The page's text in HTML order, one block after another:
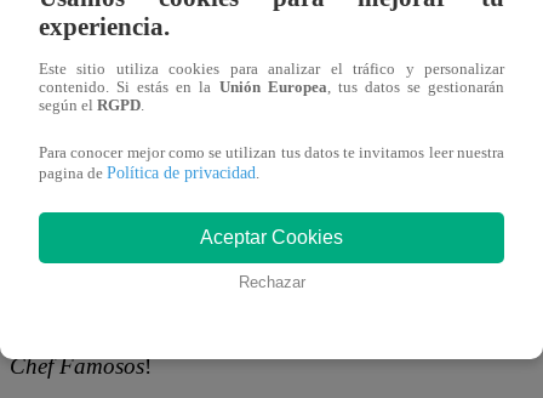
Tras una ardua preparación, llegó el momento del
trabajo y comentó: “Se percibe crocante y sabroso”
dijo a Caetana:
“Muy buen sabor, muy rica la yuca”
fritura también está bien”, y agregó:
deliciosa”.
Chef Famosos!
experiencia.
Este sitio utiliza cookies para analizar el tráfico y personalizar
contenido. Si estás en la Unión Europea , tus datos se gestionarán
según el RGPD
Para conocer mejor como se utilizan tus datos te invitamos leer nuestra
pagina de Política de privacidad
Aceptar Cookies
Rechazar